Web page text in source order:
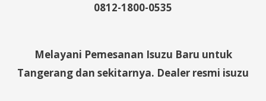
0812-1800-0535
Melayani Pemesanan Isuzu Baru untuk
Tangerang dan sekitarnya. Dealer resmi isuzu